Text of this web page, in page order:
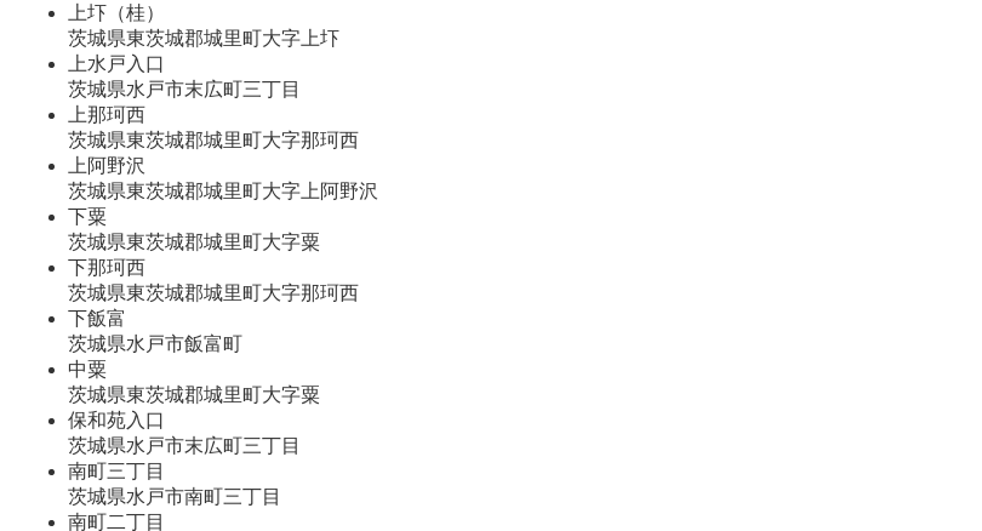
上圷（桂）
茨城県東茨城郡城里町大字上圷
上水戸入口
茨城県水戸市末広町三丁目
上那珂西
茨城県東茨城郡城里町大字那珂西
上阿野沢
茨城県東茨城郡城里町大字上阿野沢
下粟
茨城県東茨城郡城里町大字粟
下那珂西
茨城県東茨城郡城里町大字那珂西
下飯富
茨城県水戸市飯富町
中粟
茨城県東茨城郡城里町大字粟
保和苑入口
茨城県水戸市末広町三丁目
南町三丁目
茨城県水戸市南町三丁目
南町二丁目